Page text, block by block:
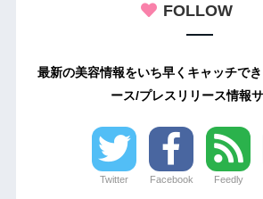
FOLLOW
最新の美容情報をいち早くキャッチで
ース/プレスリリース情報
Twitter Facebook Feedly